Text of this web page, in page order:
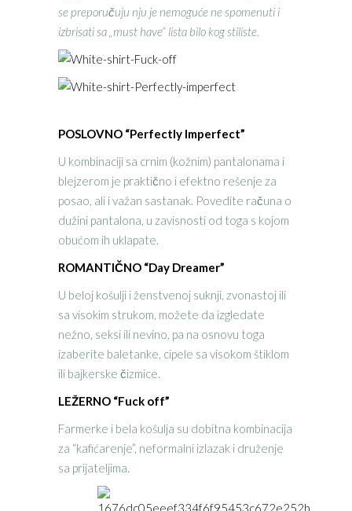
se preporučuju nju je nemoguće ne spomenuti i
izbrisati sa „must have“ lista bilo kog stiliste.
POSLOVNO “Perfectly Imperfect”
U kombinaciji sa crnim (kožnim) pantalonama i
blejzerom je praktično i efektno rešenje za
posao, ali i važan sastanak. Povedite računa o
dužini pantalona, u zavisnosti od toga s kojom
obućom ih uklapate.
ROMANTIČNO “Day Dreamer”
U beloj košulji i ženstvenoj suknji, zvonastoj ili
sa visokim strukom, možete da izgledate
nežno, seksi ili nevino, pa na osnovu toga
izaberite baletanke, cipele sa visokom štiklom
ili bajkerske čizmice.
LEŽERNO “Fuck off”
Farmerke i bela košulja su dobitna kombinacija
za “kafićarenje”, neformalni izlazak i druženje
sa prijateljima.